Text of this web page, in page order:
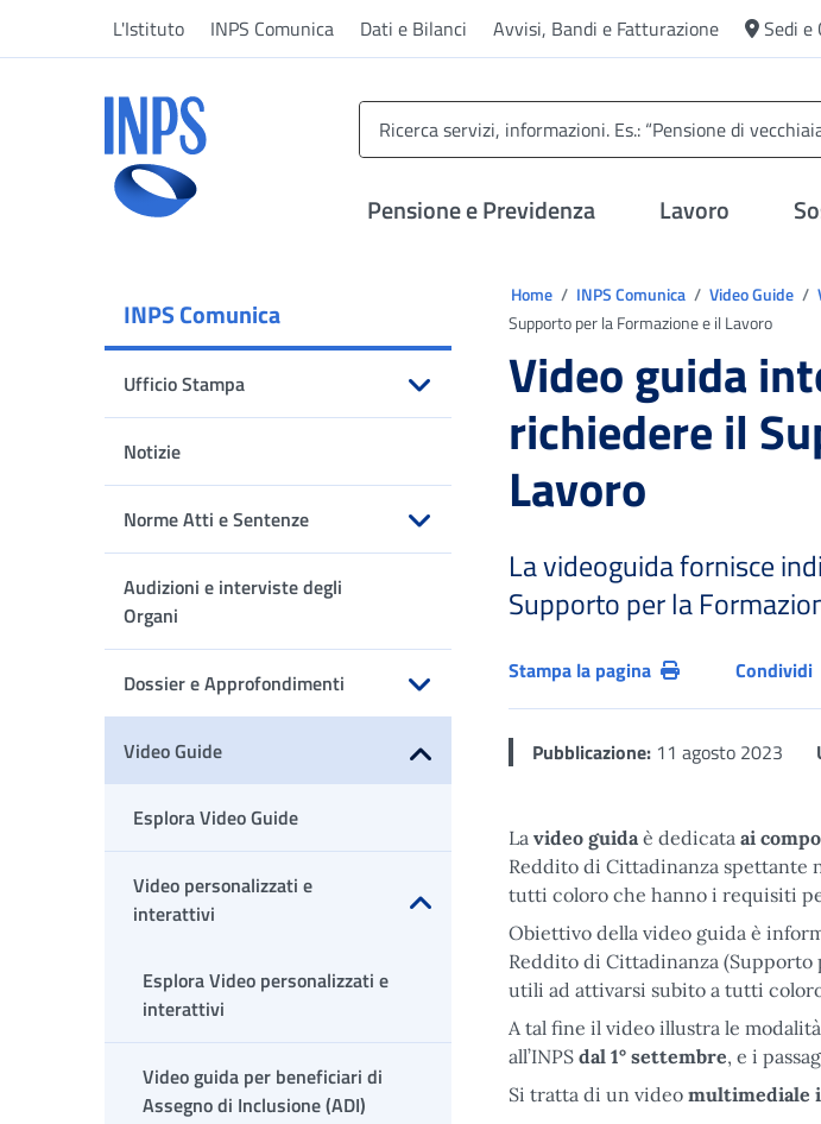
L'Istituto INPS Comunica Dati e Bilanci Avvisi, Bandi e Fatturazione Sedi
Pensione e Previdenza Lavoro
INPS Comunica
Ufficio Stampa
Apri sottomenu
Notizie
Norme Atti e Sentenze
Apri sottomenu
Audizioni e interviste degli
Organi
Dossier e Approfondimenti
Apri sottomenu
Video Guide
Apri sottomenu
Esplora Video Guide
Video personalizzati e
interattivi
Esplora Video personalizzati e
interattivi
Video guida per beneficiari di
Assegno di Inclusione (ADI)
Home INPS Comunica Video Guide
Supporto per la Formazione e il Lavoro
Video guida
richiedere il
Lavoro
La videoguida fornisce
Supporto per la
Stampa la pagina Condividi
Pubblicazione: 11 agosto 2023
La video guidaè dedicata ai
Reddito di Cittadinanza spettante
tutti coloro che hanno i requisiti
Obiettivo della video guida è
Reddito di Cittadinanza (Supporto
utili ad attivarsi subito a tutti
A tal fine il video illustra le
all’INPS dal 1° settembre, e i
Si tratta di un video multimediale